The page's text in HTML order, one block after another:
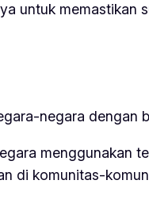
untuk memastikan
negara dengan
menggunakan
di komunitas-